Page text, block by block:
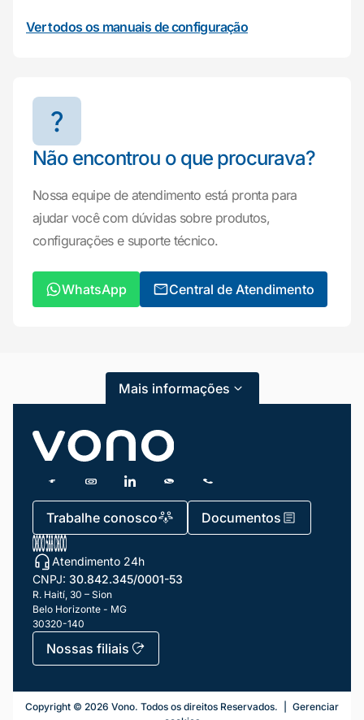
Ver todos os manuais de configuração
Não encontrou o que procurava?
Nossa equipe de atendimento está pronta para
ajudar você com dúvidas sobre produtos,
configurações e suporte técnico.
WhatsApp Central de Atendimento
Mais informações
Trabalhe conosco Documentos
Atendimento 24h
CNPJ: 30.842.345/0001-53
R. Haití, 30 – Sion
Belo Horizonte - MG
30320-140
Nossas filiais
Telefonia Fixa
Copyright © 2026 Vono. Todos os direitos Reservados.
Gerenciar